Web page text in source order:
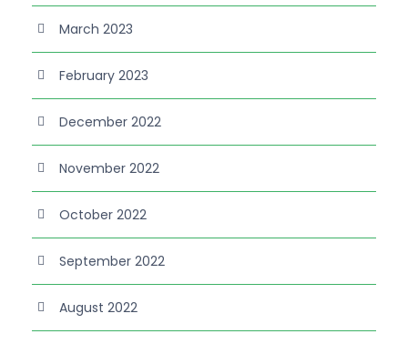
March 2023
February 2023
December 2022
November 2022
October 2022
September 2022
August 2022